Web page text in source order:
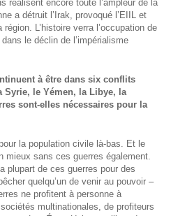
réalisent encore toute l’ampleur de la
a détruit l’Irak, provoqué l’EIIL et
L’histoire verra l’occupation de
le déclin de l’impérialisme
à être dans six conflits
Syrie, le Yémen, la Libye, la
sont-elles nécessaires pour la
la population civile là-bas. Et le
mieux sans ces guerres également.
plupart de ces guerres pour des
quelqu’un de venir au pouvoir –
ne profitent à personne à
sociétés multinationales, de profiteurs